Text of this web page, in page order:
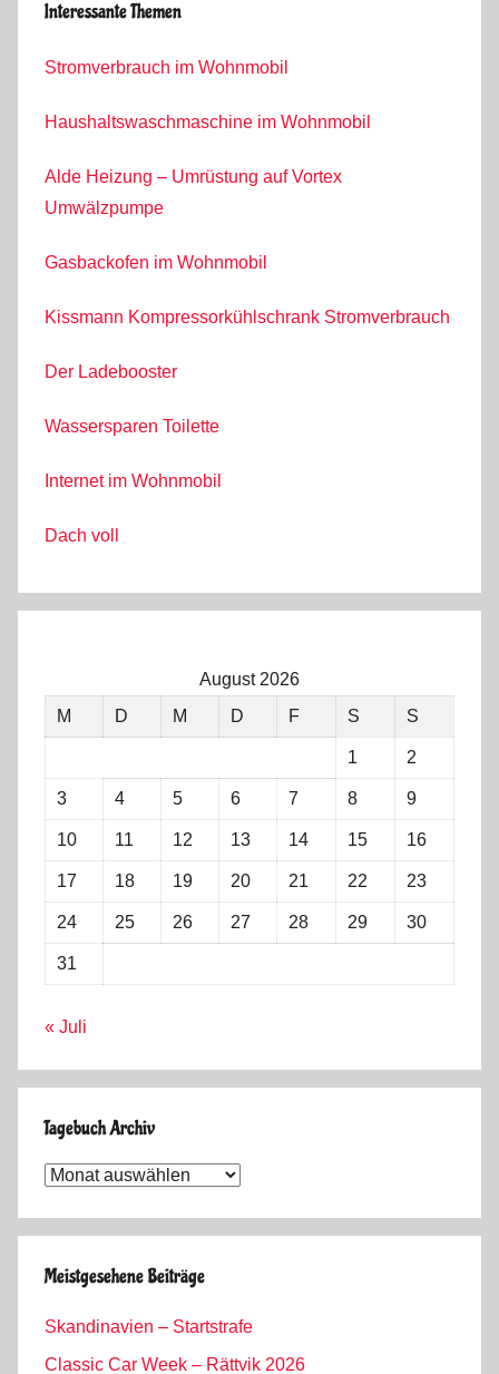
Interessante Themen
Stromverbrauch im Wohnmobil
Haushaltswaschmaschine im Wohnmobil
Alde Heizung – Umrüstung auf Vortex
Umwälzpumpe
Gasbackofen im Wohnmobil
Kissmann Kompressorkühlschrank Stromverbrauch
Der Ladebooster
Wassersparen Toilette
Internet im Wohnmobil
Dach voll
August 2026
M
D M D F S S
1 2
3 4 5 6 7 8 9
10 11 12 13 14 15 16
17 18 19 20 21 22 23
24 25 26 27 28 29 30
31
« Juli
Tagebuch Archiv
Tagebuch
Meistgesehene Beiträge
Skandinavien – Startstrafe
Classic Car Week – Rättvik 2026